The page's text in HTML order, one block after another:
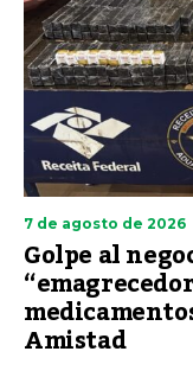
7 de agosto de 2026
Golpe al
Amistad